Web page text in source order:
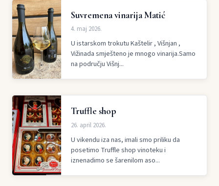
Suvremena vinarija Matić
4. maj 2026.
U istarskom trokutu Kaštelir , Višnjan ,
Vižinada smješteno je mnogo vinarija.Samo
na području Višnj...
Truffle shop
26. april 2026.
U vikendu iza nas, imali smo priliku da
posetimo Truffle shop vinoteku i
iznenadimo se šarenilom aso...